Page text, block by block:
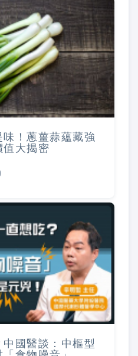
！蔥薑蒜蘊藏強
值大揭密
國醫談：中樞型